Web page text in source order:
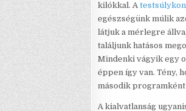
kilókkal. A
egészségünk múlik
látjuk a mérlegre
találjunk hatásos
Mindenki vágyik egy
éppen így van. Tény,
második
A kialvatlanság